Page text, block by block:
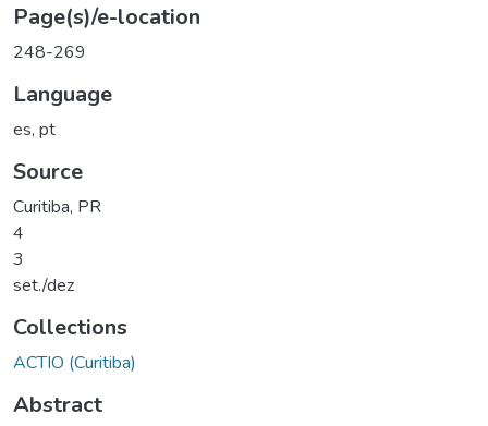
Page(s)/e-location
248-269
Language
es, pt
Source
Curitiba, PR
4
3
set./dez
Collections
ACTIO (Curitiba)
Abstract